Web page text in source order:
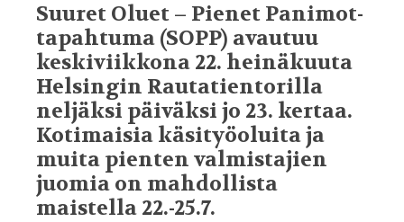
Suuret Oluet – Pienet Panimot-
tapahtuma (SOPP) avautuu
keskiviikkona 22. heinäkuuta
Helsingin Rautatientorilla
neljäksi päiväksi jo 23. kertaa.
Kotimaisia käsityöoluita ja
muita pienten valmistajien
juomia on mahdollista
maistella 22.-25.7.